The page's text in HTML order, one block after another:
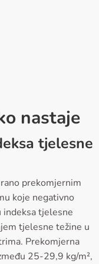
nastaje
tjelesne
prekomjernim
koje negativno
indeksa tjelesne
tjelesne težine u
Prekomjerna
25-29,9 kg/m²,